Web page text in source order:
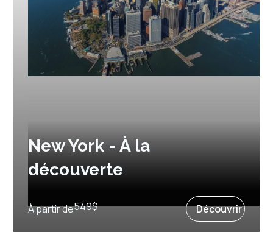
New York - À la
découverte
À partir de549$ Découvrir